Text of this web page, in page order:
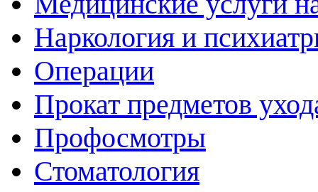
Наркология и
Операции
Прокат предметов
Профосмотры
Стоматология